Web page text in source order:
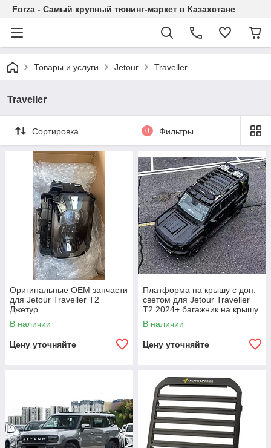
Forza - Самый крупный тюнинг-маркет в Казахстане
Товары и услуги Jetour Traveller
Traveller
Сортировка 0 Фильтры
Оригинальные OEM запчасти
для Jetour Traveller T2
Джетур
В наличии
Цену уточняйте
Платформа на крышу с доп.
светом для Jetour Traveller
T2 2024+ багажник на крышу
фары диоды люстра
В наличии
Цену уточняйте